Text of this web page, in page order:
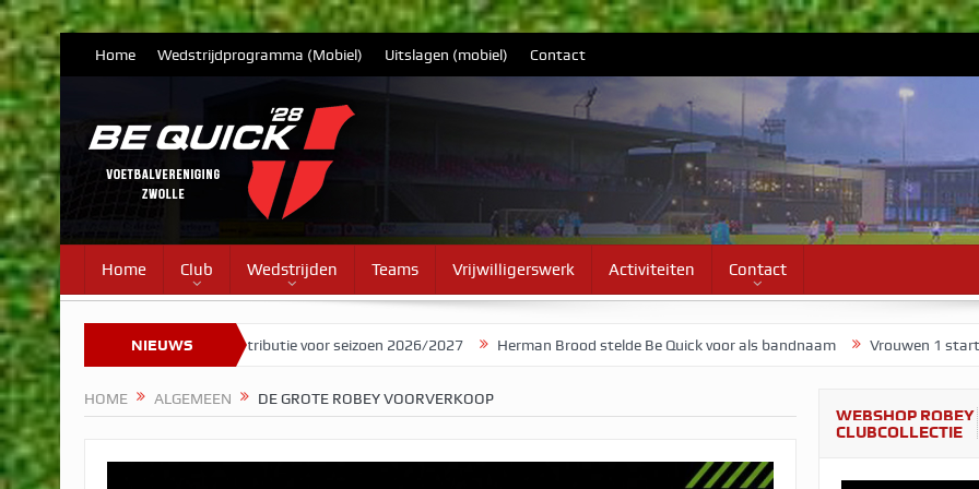
Home Wedstrijdprogramma (Mobiel) Uitslagen (mobiel) Contact
Home Club Wedstrijden Teams Vrijwilligerswerk Activiteiten Contact
NIEUWS
Tarieven contributie voor seizoen 2026/2027 Herman Brood stelde Be Quick voor als bandnaam Vrouwen 1 start voorbereiding op
HOME ALGEMEEN DE GROTE ROBEY VOORVERKOOP
WEBSHOP ROBEY
CLUBCOLLECTIE